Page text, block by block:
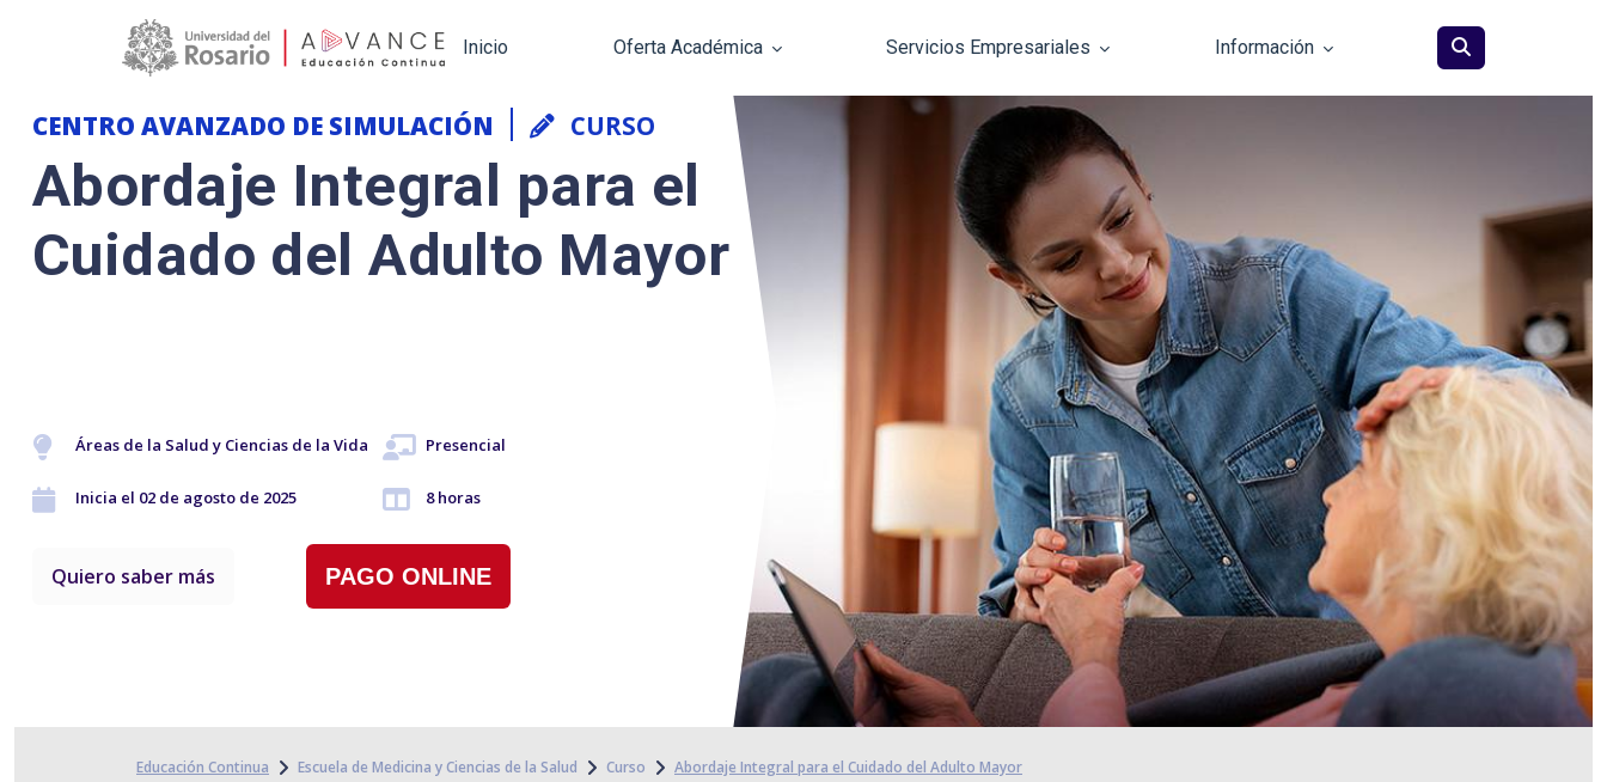
Pasar al contenido principal
Main navigation
Inicio Oferta Académica Servicios Empresariales Información
CENTRO AVANZADO DE SIMULACIÓN CURSO
Abordaje Integral para el
Cuidado del Adulto Mayor
Áreas de la Salud y Ciencias de la Vida Presencial
Inicia el 02 de agosto de 2025 8 horas
Quiero saber más PAGO ONLINE
Educación Continua Escuela de Medicina y Ciencias de la Salud Curso Abordaje Integral para el Cuidado del Adulto Mayor